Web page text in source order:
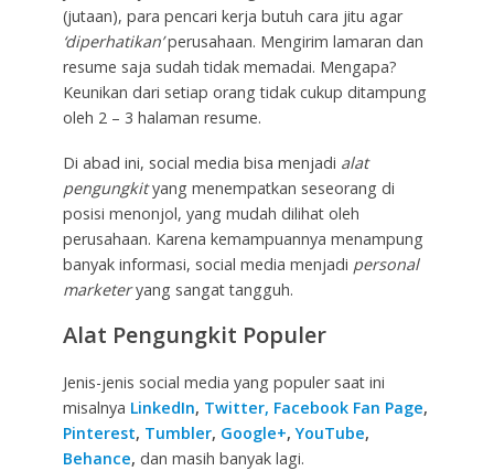
(jutaan), para pencari kerja butuh cara jitu agar
‘diperhatikan’perusahaan. Mengirim lamaran dan
resume saja sudah tidak memadai. Mengapa?
Keunikan dari setiap orang tidak cukup ditampung
oleh 2 – 3 halaman resume.
Di abad ini, social media bisa menjadi alat
pengungkityang menempatkan seseorang di
posisi menonjol, yang mudah dilihat oleh
perusahaan. Karena kemampuannya menampung
banyak informasi, social media menjadi personal
marketeryang sangat tangguh.
Alat Pengungkit Populer
Jenis-jenis social media yang populer saat ini
misalnya LinkedIn, Twitter, Facebook Fan Page,
Pinterest, Tumbler, Google+,YouTube,
Behance, dan masih banyak lagi.